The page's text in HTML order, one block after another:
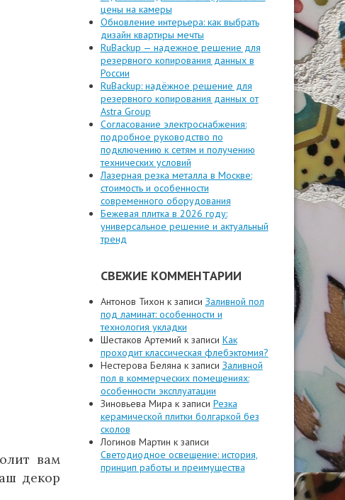
вам
декор
цены на камеры
Обновление интерьера: как выбрать
дизайн квартиры мечты
RuBackup — надежное решение для
резервного копирования данных в
России
RuBackup: надёжное решение для
резервного копирования данных от
Astra Group
Согласование электроснабжения:
подробное руководство по
подключению к сетям и получению
технических условий
Лазерная резка металла в Москве:
стоимость и особенности
современного оборудования
Бежевая плитка в 2026 году:
универсальное решение и актуальный
тренд
СВЕЖИЕ КОММЕНТАРИИ
Антонов Тихон к записи Заливной пол
под ламинат: особенности и
технология укладки
Шестаков Артемий к записи Как
проходит классическая флебэктомия?
Нестерова Беляна к записи Заливной
пол в коммерческих помещениях:
особенности эксплуатации
Зиновьева Мира к записи Резка
керамической плитки болгаркой без
сколов
Логинов Мартин к записи
Светодиодное освещение: история,
принцип работы и преимущества